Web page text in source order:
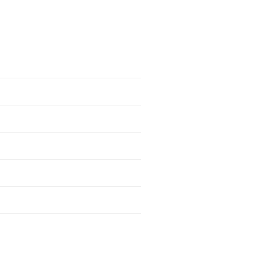
für verlässliche A/B-Tests
Der brandneue 120-Ohm-
die fein eingestellte
den Unterschied. In
Hören garantiert.
die Mechanik auf Basis